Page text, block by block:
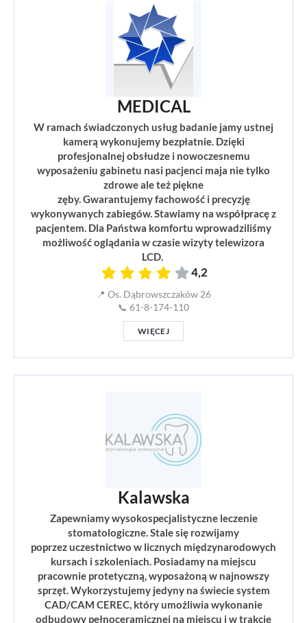
MEDICAL
W ramach świadczonych usług badanie jamy ustnej
kamerą wykonujemy bezpłatnie. Dzięki
profesjonalnej obsłudze i nowoczesnemu
wyposażeniu gabinetu nasi pacjenci maja nie tylko
zdrowe ale też piękne
zęby. Gwarantujemy fachowość i precyzję
wykonywanych zabiegów. Stawiamy na współpracę z
pacjentem. Dla Państwa komfortu wprowadziliśmy
możliwość oglądania w czasie wizyty telewizora
LCD.
4,2
📍 Os. Dąbrowszczaków 26
📞 61-8-174-110
WIĘCEJ
Kalawska
Zapewniamy wysokospecjalistyczne leczenie
stomatologiczne. Stale się rozwijamy
poprzez uczestnictwo w licznych międzynarodowych
kursach i szkoleniach. Posiadamy na miejscu
pracownie protetyczną, wyposażoną w najnowszy
sprzęt. Wykorzystujemy jedyny na świecie system
CAD/CAM CEREC, który umożliwia wykonanie
odbudowy pełnoceramicznej na miejscu i w trakcie